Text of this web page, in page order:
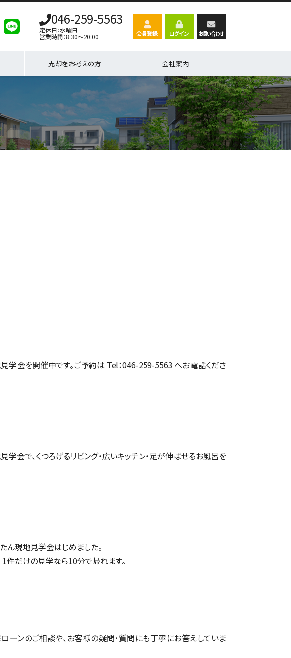
046-259-5563
定休日：水曜日
営業時間：8:30～20:00
売却をお考えの方 会社案内
学会を開催中です。ご予約は Tel：046-259-5563 へお電話くださ
学会で、くつろげるリビング・広いキッチン・足が伸ばせるお風呂を
ん現地見学会はじめました。
件だけの見学なら10分で帰れます。
ーンのご相談や、お客様の疑問・質問にも丁寧にお答えしていま